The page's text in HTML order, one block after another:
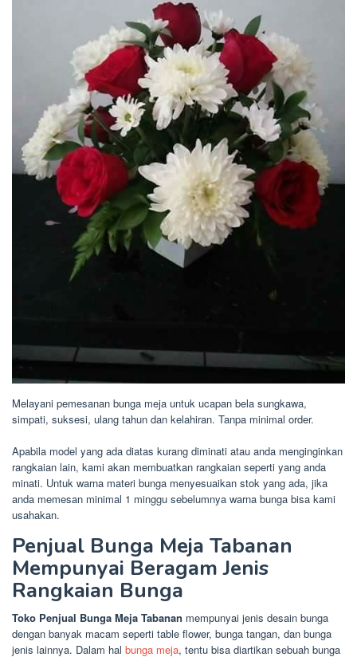
Melayani pemesanan bunga meja untuk ucapan bela sungkawa,
simpati, suksesi, ulang tahun dan kelahiran. Tanpa minimal order.
Apabila model yang ada diatas kurang diminati atau anda menginginkan
rangkaian lain, kami akan membuatkan rangkaian seperti yang anda
minati. Untuk warna materi bunga menyesuaikan stok yang ada, jika
anda memesan minimal 1 minggu sebelumnya warna bunga bisa kami
usahakan.
Penjual Bunga Meja Tabanan
Mempunyai Beragam Jenis
Rangkaian Bunga
Toko Penjual Bunga Meja Tabanan mempunyai jenis desain bunga
dengan banyak macam seperti table flower, bunga tangan, dan bunga
jenis lainnya. Dalam hal bunga meja, tentu bisa diartikan sebuah bunga